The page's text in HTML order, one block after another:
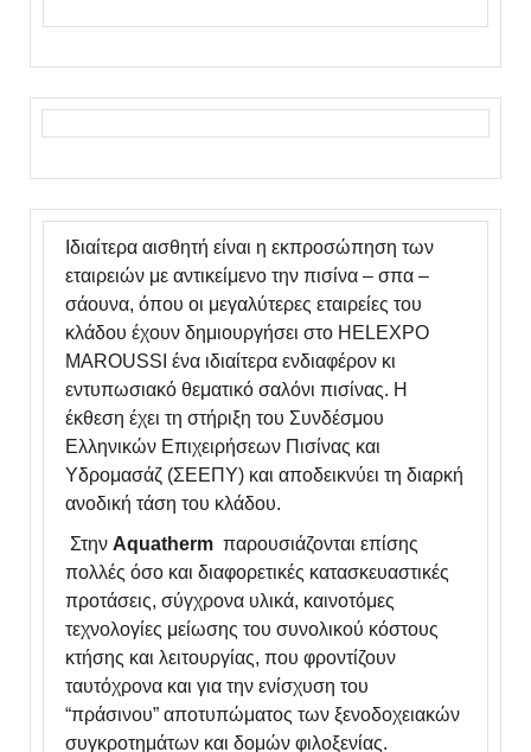
Ιδιαίτερα αισθητή είναι η εκπροσώπηση των
εταιρειών με αντικείμενο την πισίνα – σπα –
σάουνα, όπου οι μεγαλύτερες εταιρείες του
κλάδου έχουν δημιουργήσει στο ΗΕLEXPO
MAROUSSI ένα ιδιαίτερα ενδιαφέρον κι
εντυπωσιακό θεματικό σαλόνι πισίνας. Η
έκθεση έχει τη στήριξη του Συνδέσμου
Ελληνικών Επιχειρήσεων Πισίνας και
Υδρομασάζ (ΣΕΕΠΥ) και αποδεικνύει τη διαρκή
ανοδική τάση του κλάδου.
Στην Aquatherm παρουσιάζονται επίσης
πολλές όσο και διαφορετικές κατασκευαστικές
προτάσεις, σύγχρονα υλικά, καινοτόμες
τεχνολογίες μείωσης του συνολικού κόστους
κτήσης και λειτουργίας, που φροντίζουν
ταυτόχρονα και για την ενίσχυση του
“πράσινου” αποτυπώματος των ξενοδοχειακών
συγκροτημάτων και δομών φιλοξενίας.